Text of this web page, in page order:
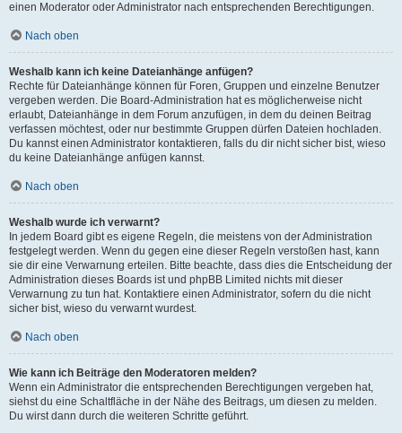
einen Moderator oder Administrator nach entsprechenden Berechtigungen.
Nach oben
Weshalb kann ich keine Dateianhänge anfügen?
Rechte für Dateianhänge können für Foren, Gruppen und einzelne Benutzer
vergeben werden. Die Board-Administration hat es möglicherweise nicht
erlaubt, Dateianhänge in dem Forum anzufügen, in dem du deinen Beitrag
verfassen möchtest, oder nur bestimmte Gruppen dürfen Dateien hochladen.
Du kannst einen Administrator kontaktieren, falls du dir nicht sicher bist, wieso
du keine Dateianhänge anfügen kannst.
Nach oben
Weshalb wurde ich verwarnt?
In jedem Board gibt es eigene Regeln, die meistens von der Administration
festgelegt werden. Wenn du gegen eine dieser Regeln verstoßen hast, kann
sie dir eine Verwarnung erteilen. Bitte beachte, dass dies die Entscheidung der
Administration dieses Boards ist und phpBB Limited nichts mit dieser
Verwarnung zu tun hat. Kontaktiere einen Administrator, sofern du die nicht
sicher bist, wieso du verwarnt wurdest.
Nach oben
Wie kann ich Beiträge den Moderatoren melden?
Wenn ein Administrator die entsprechenden Berechtigungen vergeben hat,
siehst du eine Schaltfläche in der Nähe des Beitrags, um diesen zu melden.
Du wirst dann durch die weiteren Schritte geführt.